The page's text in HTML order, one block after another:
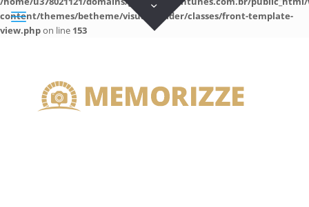
content/themes/betheme/visual-builder/classes/front-template-
view.phpon line 153